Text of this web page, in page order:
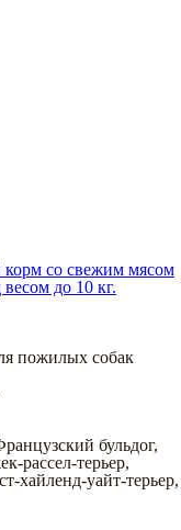
корм со свежим мясом
до 10 кг.
пожилых собак
бульдог,
рассел-терьер,
хайленд-уайт-терьер,